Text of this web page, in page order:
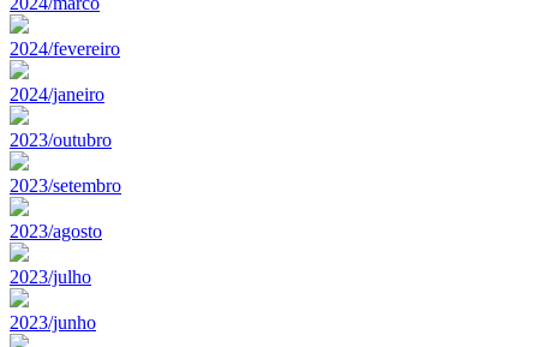
2024/fevereiro
2024/janeiro
2023/outubro
2023/setembro
2023/agosto
2023/julho
2023/junho